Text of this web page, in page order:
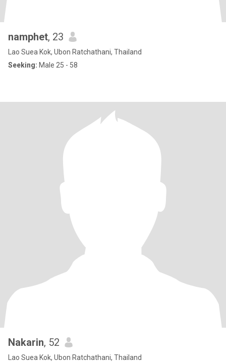
namphet, 23
Lao Suea Kok, Ubon Ratchathani, Thailand
Seeking: Male 25 - 58
Nakarin, 52
Lao Suea Kok, Ubon Ratchathani, Thailand